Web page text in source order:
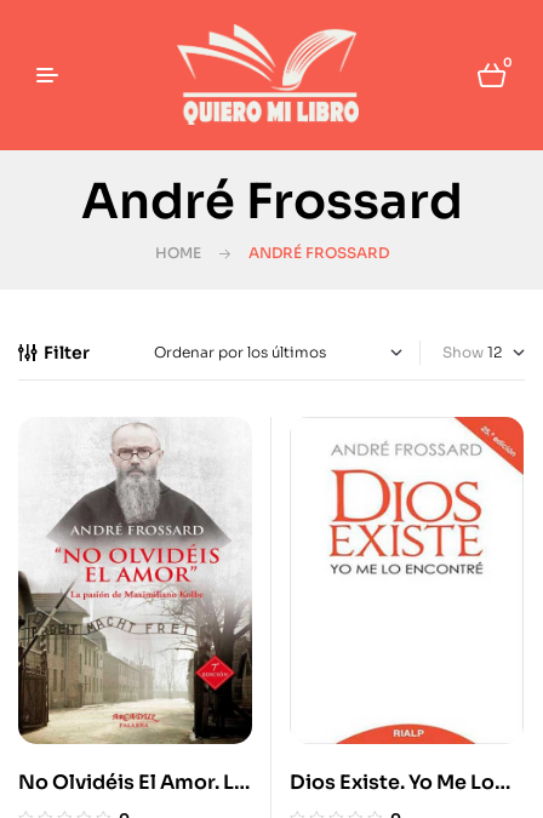
0
André Frossard
HOME ANDRÉ FROSSARD
Filter Show
No Olvidéis El Amor. La
Pasión De Maximiliano
Dios Existe. Yo Me Lo
Encontré